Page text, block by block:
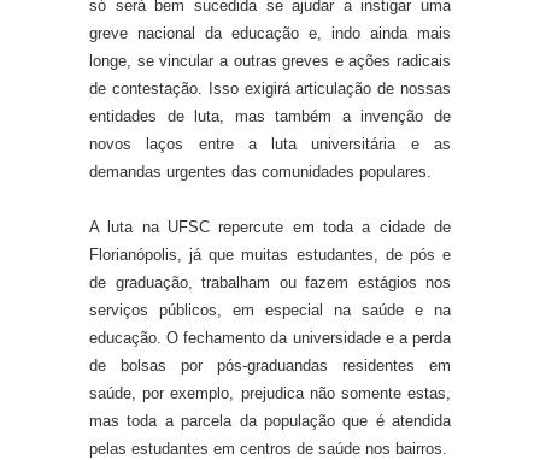
só será bem sucedida se ajudar a instigar uma
greve nacional da educação e, indo ainda mais
longe, se vincular a outras greves e ações radicais
de contestação. Isso exigirá articulação de nossas
entidades de luta, mas também a invenção de
novos laços entre a luta universitária e as
demandas urgentes das comunidades populares.
A luta na UFSC repercute em toda a cidade de
Florianópolis, já que muitas estudantes, de pós e
de graduação, trabalham ou fazem estágios nos
serviços públicos, em especial na saúde e na
educação. O fechamento da universidade e a perda
de bolsas por pós-graduandas residentes em
saúde, por exemplo, prejudica não somente estas,
mas toda a parcela da população que é atendida
pelas estudantes em centros de saúde nos bairros.